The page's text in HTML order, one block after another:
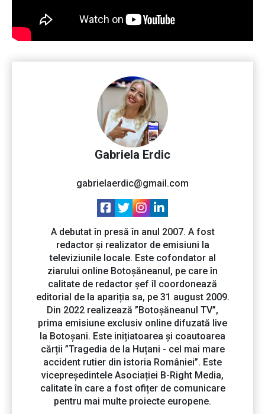
Gabriela Erdic
gabrielaerdic@gmail.com
A debutat în presă în anul 2007. A fost
redactor și realizator de emisiuni la
televiziunile locale. Este cofondator al
ziarului online Botoșăneanul, pe care în
calitate de redactor șef îl coordonează
editorial de la apariția sa, pe 31 august 2009.
Din 2022 realizează ”Botoșăneanul TV”,
prima emisiune exclusiv online difuzată live
la Botoșani. Este inițiatoarea și coautoarea
cărții ”Tragedia de la Huțani - cel mai mare
accident rutier din istoria României”. Este
vicepreședintele Asociației B-Right Media,
calitate în care a fost ofițer de comunicare
pentru mai multe proiecte europene.